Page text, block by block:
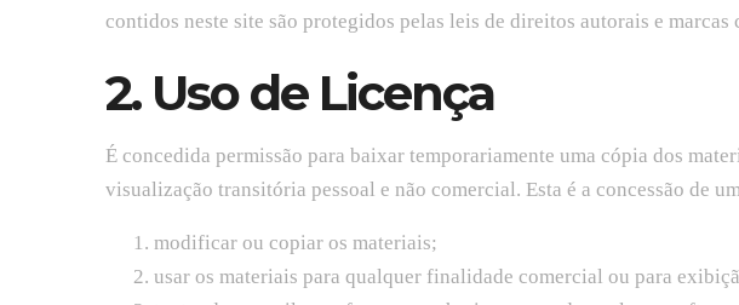
contidos neste site são protegidos pelas leis de direitos autorais e
2. Uso de Licença
É concedida permissão para baixar temporariamente uma cópia dos
visualização transitória pessoal e não comercial. Esta é a concessão de
modificar ou copiar os materiais;
usar os materiais para qualquer finalidade comercial ou para